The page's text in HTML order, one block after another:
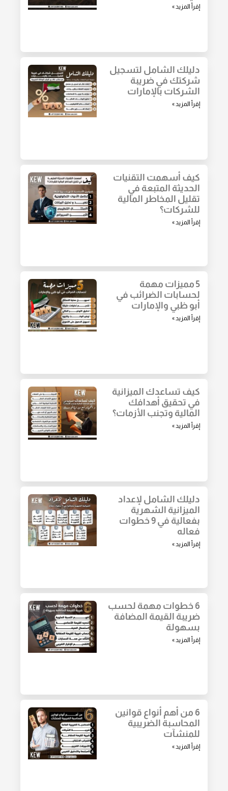
إقرأ المزيد »
دليلك الشامل لتسجيل
شركتك في ضريبة
الشركات بالإمارات
إقرأ المزيد »
كيف أسهمت التقنيات
الحديثة المتبعة في
تقليل المخاطر المالية
للشركات؟
إقرأ المزيد »
5 مميزات مهمة
لحسابات الضرائب في
أبو ظبي والإمارات
إقرأ المزيد »
كيف تساعدك الميزانية
في تحقيق أهدافك
المالية وتجنب الأزمات؟
إقرأ المزيد »
دليلك الشامل لإعداد
الميزانية الشهرية
بفعالية في 9 خطوات
فعاله
إقرأ المزيد »
6 خطوات مهمة لحسب
ضريبة القيمة المضافة
بسهولة
إقرأ المزيد »
6 من أهم أنواع قوانين
المحاسبة الضريبية
للمنشآت
إقرأ المزيد »